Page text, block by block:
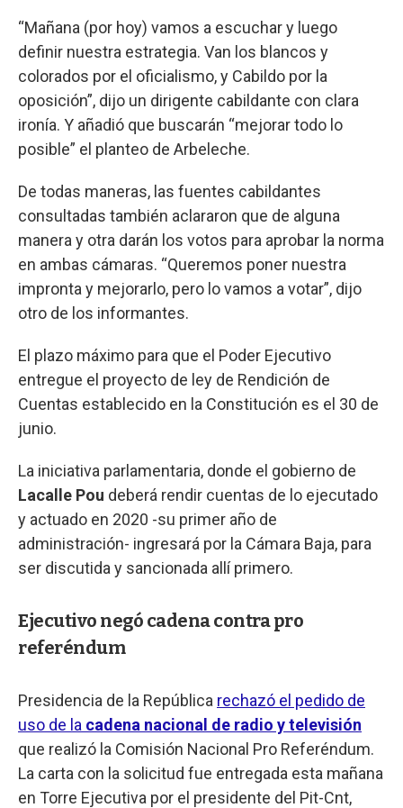
“Mañana (por hoy) vamos a escuchar y luego
definir nuestra estrategia. Van los blancos y
colorados por el oficialismo, y Cabildo por la
oposición”, dijo un dirigente cabildante con clara
ironía. Y añadió que buscarán “mejorar todo lo
posible” el planteo de Arbeleche.
De todas maneras, las fuentes cabildantes
consultadas también aclararon que de alguna
manera y otra darán los votos para aprobar la norma
en ambas cámaras. “Queremos poner nuestra
impronta y mejorarlo, pero lo vamos a votar”, dijo
otro de los informantes.
El plazo máximo para que el Poder Ejecutivo
entregue el proyecto de ley de Rendición de
Cuentas establecido en la Constitución es el 30 de
junio.
La iniciativa parlamentaria, donde el gobierno de
Lacalle Pou deberá rendir cuentas de lo ejecutado
y actuado en 2020 -su primer año de
administración- ingresará por la Cámara Baja, para
ser discutida y sancionada allí primero.
Ejecutivo negó cadena contra pro
referéndum
Presidencia de la República rechazó el pedido de
uso de la cadena nacional de radio y televisión
que realizó la Comisión Nacional Pro Referéndum.
La carta con la solicitud fue entregada esta mañana
en Torre Ejecutiva por el presidente del Pit-Cnt,